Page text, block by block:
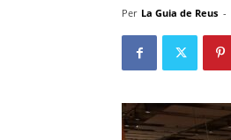
Per La Guia de Reus -